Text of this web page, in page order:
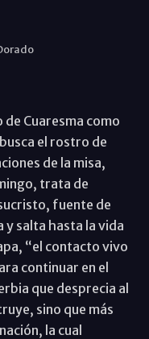
Cuaresma como
el rostro de
de la misa,
trata de
fuente de
y salta hasta la vida
“el contacto vivo
continuar en el
que desprecia al
sino que más
la cual